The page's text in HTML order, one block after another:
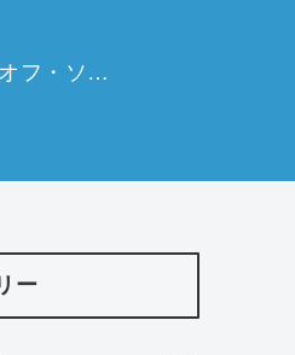
⑨ベイクオフ・ソーイングビー
ー